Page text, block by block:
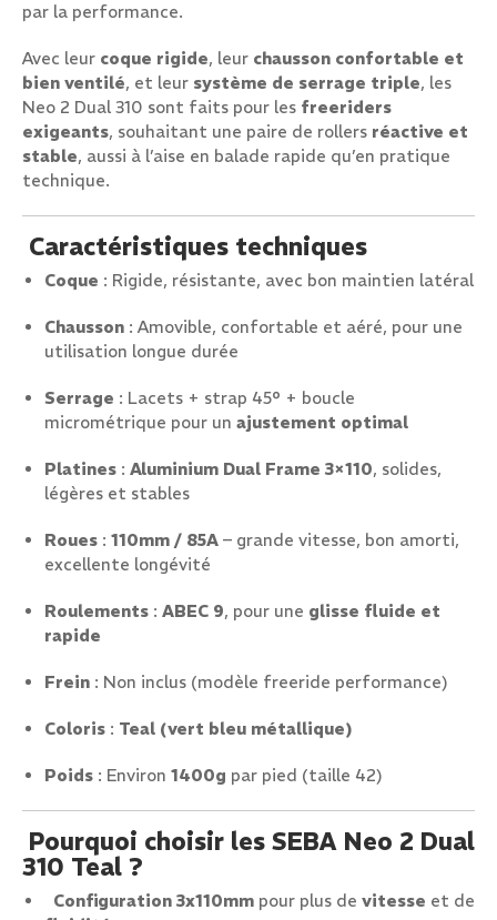
par la performance.
Avec leur coque rigide, leur chausson confortable et
bien ventilé, et leur système de serrage triple, les
Neo 2 Dual 310 sont faits pour les freeriders
exigeants, souhaitant une paire de rollers réactive et
stable, aussi à l’aise en balade rapide qu’en pratique
technique.
Caractéristiques techniques
Coque : Rigide, résistante, avec bon maintien latéral
Chausson : Amovible, confortable et aéré, pour une
utilisation longue durée
Serrage : Lacets + strap 45° + boucle
micrométrique pour un ajustement optimal
Platines : Aluminium Dual Frame 3×110, solides,
légères et stables
Roues : 110mm / 85A – grande vitesse, bon amorti,
excellente longévité
Roulements : ABEC 9, pour une glisse fluide et
rapide
Frein : Non inclus (modèle freeride performance)
Coloris : Teal (vert bleu métallique)
Poids : Environ 1400g par pied (taille 42)
Pourquoi choisir les SEBA Neo 2 Dual
310 Teal ?
Configuration 3x110mm pour plus de vitesse et de